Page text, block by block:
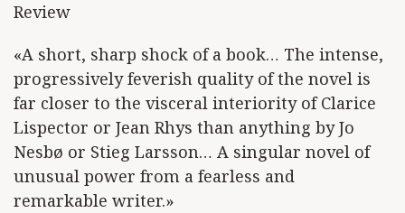
Review
«A short, sharp shock of a book… The intense,
progressively feverish quality of the novel is
far closer to the visceral interiority of Clarice
Lispector or Jean Rhys than anything by Jo
Nesbø or Stieg Larsson… A singular novel of
unusual power from a fearless and
remarkable writer.»